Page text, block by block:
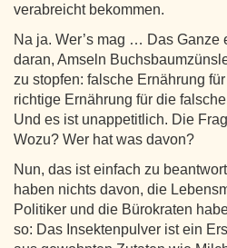
verabreicht bekommen.
Na ja. Wer’s mag … Das Ganze
daran, Amseln
zu stopfen: falsche Ernährung
richtige Ernährung für die
Und es ist unappetitlich. Die
Wozu? Wer hat was davon?
Nun, das ist einfach zu
haben nichts davon, die
Politiker und die Bürokraten
so: Das Insektenpulver ist ein